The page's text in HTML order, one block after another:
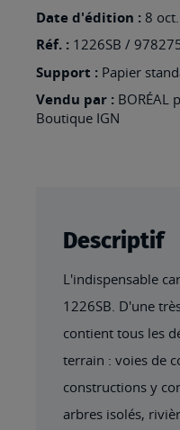
Date d'édition : 8
Réf. : 1226SB /
Support : Papier
Vendu par : BORÉAL
Boutique IGN
Descriptif
L'indispensable
1226SB. D'une
contient tous les
terrain : voies de
constructions y
arbres isolés,